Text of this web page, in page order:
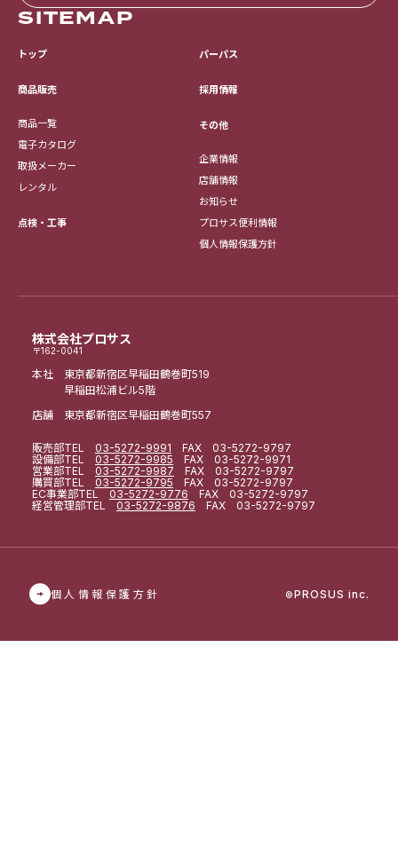
株式会社プロサス
〒162-0041
本社 東京都新宿区早稲田鶴巻町519
早稲田松浦ビル5階
店舗 東京都新宿区早稲田鶴巻町557
販売部TEL 03-5272-9991 FAX 03-5272-9797
設備部TEL 03-5272-9985 FAX 03-5272-9971
営業部TEL 03-5272-9987 FAX 03-5272-9797
購買部TEL 03-5272-9795 FAX 03-5272-9797
EC事業部TEL 03-5272-9776 FAX 03-5272-9797
経営管理部TEL 03-5272-9876 FAX 03-5272-9797
SITEMAP
トップ
商品販売
商品一覧
電子カタログ
取扱メーカー
レンタル
点検・工事
パーパス
採用情報
その他
企業情報
店舗情報
お知らせ
プロサス便利情報
個人情報保護方針
個人情報保護方針 ©PROSUS inc.